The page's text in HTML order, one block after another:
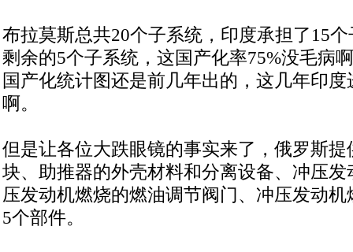
布拉莫斯总共20个子系统，印度承担了15
剩余的5个子系统，这国产化率75%没毛病
国产化统计图还是前几年出的，这几年印度
啊。
但是让各位大跌眼镜的事实来了，俄罗斯
块、助推器的外壳材料和分离设备、冲压
压发动机燃烧的燃油调节阀门、冲压发动
5个部件。